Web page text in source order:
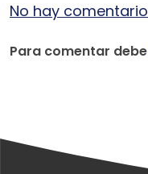
No hay
Para comentar debe